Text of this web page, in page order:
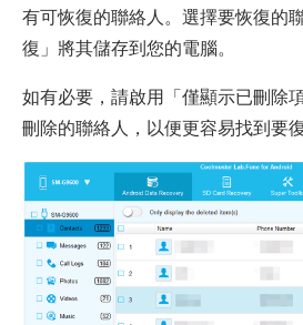
有可恢復的聯絡人。選擇要恢復的
復」將其儲存到您的電腦。
如有必要，請啟用「僅顯示已刪除
刪除的聯絡人，以便更容易找到要復